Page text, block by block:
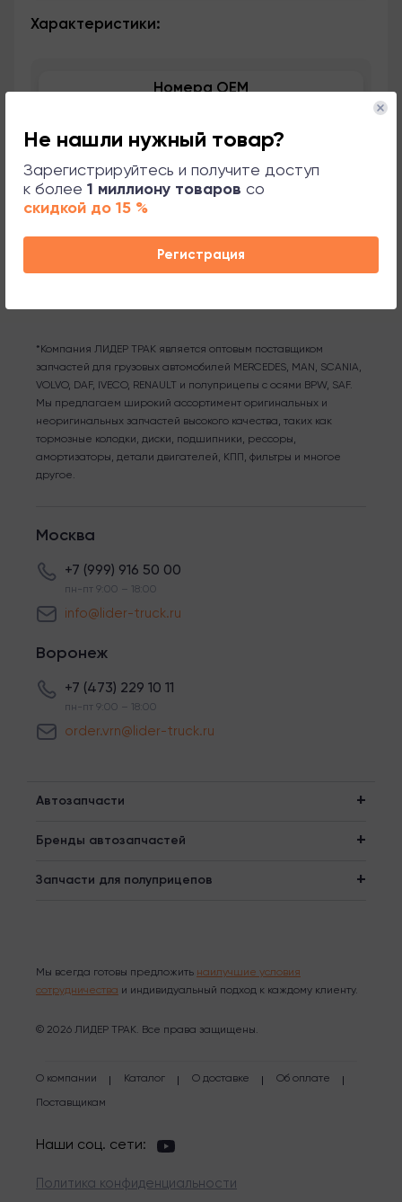
Не нашли нужный товар?
Зарегистрируйтесь и получите доступ
к более 1 миллиону товаров со
скидкой до 15 %
Регистрация
Характеристики:
Номера OEM
Применяемость
Сопутствующие товары
*Компания ЛИДЕР ТРАК является оптовым поставщиком
запчастей для грузовых автомобилей MERCEDES, MAN, SCANIA,
VOLVO, DAF, IVECO, RENAULT и полуприцепы с осями BPW, SAF.
Мы предлагаем широкий ассортимент оригинальных и
неоригинальных запчастей высокого качества, таких как
тормозные колодки, диски, подшипники, рессоры,
амортизаторы, детали двигателей, КПП, фильтры и многое
другое.
Москва
+7 (999) 916 50 00
пн-пт 9:00 – 18:00
info@lider-truck.ru
Воронеж
+7 (473) 229 10 11
пн-пт 9:00 – 18:00
order.vrn@lider-truck.ru
Автозапчасти
Бренды автозапчастей
Запчасти для полуприцепов
Мы всегда готовы предложить наилучшие условия
сотрудничества и индивидуальный подход к каждому клиенту.
© 2026 ЛИДЕР ТРАК. Все права защищены.
О компании Каталог О доставке Об оплате
Поставщикам
Наши соц. сети:
Политика конфиденциальности